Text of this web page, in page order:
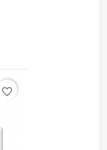
favorite_border